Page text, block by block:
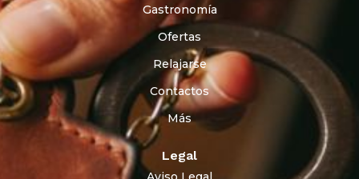
Gastronomía
Ofertas
Relajarse
Contactos
Más
Legal